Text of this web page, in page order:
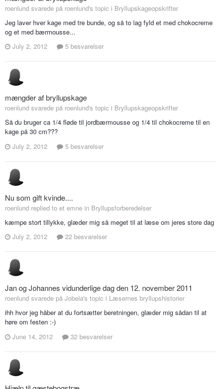
roenlund svarede på roenlund's topic i Bryllupskageopskrifter
Jeg laver hver kage med tre bunde, og så to lag fyld et med chokocreme
og et med bærmousse...
July 2, 2012
5 besvarelser
mængder af bryllupskage
roenlund svarede på roenlund's topic i Bryllupskageopskrifter
Så du bruger ca 1/4 fløde til jordbærmousse og 1/4 til chokocreme til en
kage på 30 cm???
July 2, 2012
5 besvarelser
Nu som gift kvinde....
roenlund replied to et emne in Bryllupsforberedelser
kæmpe stort tillykke, glæder mig så meget til at læse om jeres store dag
July 2, 2012
22 besvarelser
Jan og Johannes vidunderlige dag den 12. november 2011
roenlund svarede på Jobela's topic i Læsernes bryllupshistorier
ihh hvor jeg håber at du fortsætter beretningen, glæder mig sådan til at
høre om festen :-)
June 14, 2012
32 besvarelser